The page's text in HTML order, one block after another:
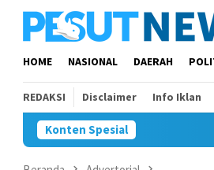
HOME NASIONAL DAERAH
REDAKSI Disclaimer Info Iklan
Konten Spesial